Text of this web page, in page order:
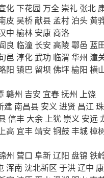
化下花园 万全 崇礼 张北
皮 吴桥献县 孟村 泊头黄
中 榆林 安康 商洛
良 临潼 长安 高陵鄠邑 蓝
邑 淳化武功 临渭 华州 潼
阳 镇巴 留坝 佛坪榆阳 横
赣州 吉安 宜春抚州 上饶
建 南昌县 安义 进贤 昌江
信丰 大余 上犹 崇义 安远
高 宜丰靖安 铜鼓丰城樟
州 营口 阜新辽阳 盘锦 铁
浑南 沈北新区 于洪辽中